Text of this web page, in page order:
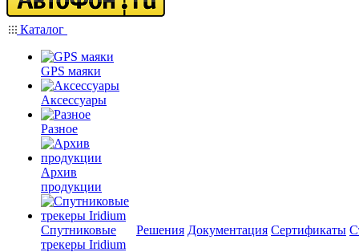
Каталог
GPS маяки
Аксессуары
Разное
Архив
продукции
Спутниковые
трекеры Iridium
Решения Документация Сертификаты